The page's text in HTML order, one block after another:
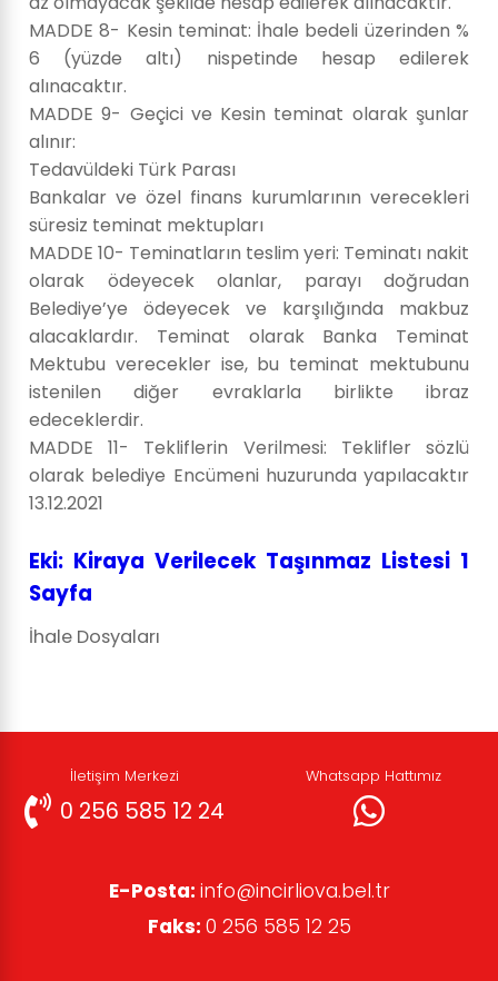
MADDE 8- Kesin teminat: İhale bedeli üzerinden %
6 (yüzde altı) nispetinde hesap edilerek
alınacaktır.
MADDE 9- Geçici ve Kesin teminat olarak şunlar
alınır:
Tedavüldeki Türk Parası
Bankalar ve özel finans kurumlarının verecekleri
süresiz teminat mektupları
MADDE 10- Teminatların teslim yeri: Teminatı nakit
olarak ödeyecek olanlar, parayı doğrudan
Belediye’ye ödeyecek ve karşılığında makbuz
alacaklardır. Teminat olarak Banka Teminat
Mektubu verecekler ise, bu teminat mektubunu
istenilen diğer evraklarla birlikte ibraz
edeceklerdir.
MADDE 11- Tekliflerin Verilmesi: Teklifler sözlü
olarak belediye Encümeni huzurunda yapılacaktır
13.12.2021
Eki: Kiraya Verilecek Taşınmaz Listesi 1
Sayfa
İhale Dosyaları
İletişim Merkezi
0 256 585 12 24
Whatsapp Hattımız
E-Posta: info@incirliova.bel.tr
Faks: 0 256 585 12 25